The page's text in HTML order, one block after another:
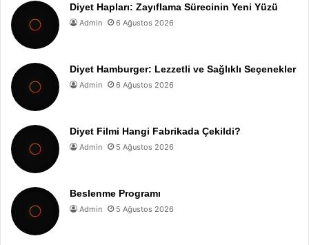
Diyet Hapları: Zayıflama Sürecinin Yeni Yüzü
Admin 6 Ağustos 2026
Diyet Hamburger: Lezzetli ve Sağlıklı Seçenekler
Admin 6 Ağustos 2026
Diyet Filmi Hangi Fabrikada Çekildi?
Admin 5 Ağustos 2026
Beslenme Programı
Admin 5 Ağustos 2026